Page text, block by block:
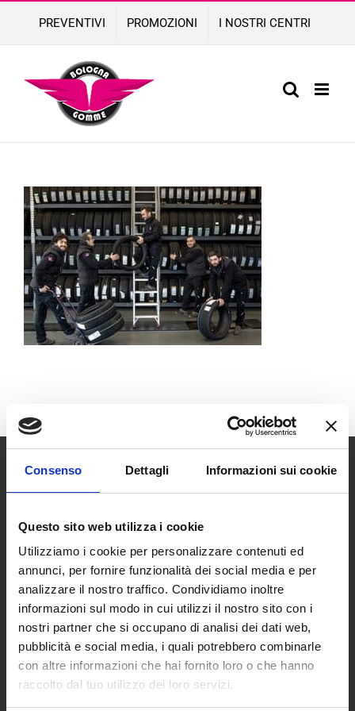
Consenso Dettagli Informazioni sui cookie
Questo sito web utilizza i cookie
Utilizziamo i cookie per personalizzare contenuti ed
annunci, per fornire funzionalità dei social media e per
analizzare il nostro traffico. Condividiamo inoltre
informazioni sul modo in cui utilizzi il nostro sito con i
nostri partner che si occupano di analisi dei dati web,
pubblicità e social media, i quali potrebbero combinarle
con altre informazioni che hai fornito loro o che hanno
raccolto dal tuo utilizzo dei loro servizi.
content
PREVENTIVI PROMOZIONI I NOSTRI CENTRI
SCOPRI I NOSTRI CENTRI
MENU
Chi siamo